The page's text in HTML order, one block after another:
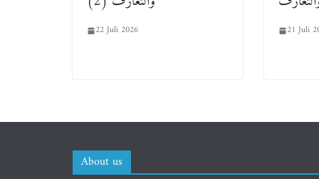
22 Juli 2026 21 Juli
About us